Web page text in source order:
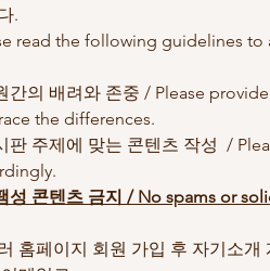
.
read the following guidelines to
간의 배려와 존중 / Please
the differences.
판 주제에 맞는 콘텐츠 작성  /
성 콘텐츠 금지 / No spams or
홈페이지 회원 가입 후 자기소